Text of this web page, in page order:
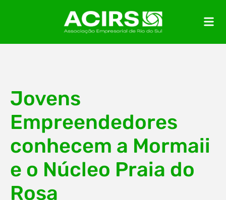
Jovens
Empreendedores
conhecem a Mormaii
e o Núcleo Praia do
Rosa